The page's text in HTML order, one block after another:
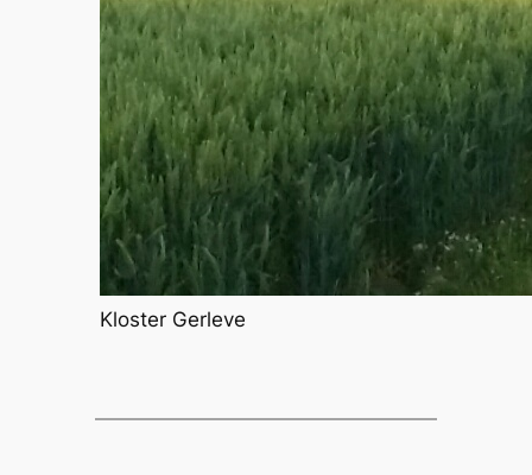
Kloster Gerleve